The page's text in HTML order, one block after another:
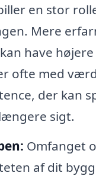
en stor
Mere
have
ofte med
der kan
sigt.
Omfanget
af dit